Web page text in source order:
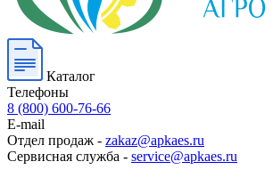
Каталог
Телефоны
8 (800) 600-76-66
E-mail
Отдел продаж - zakaz@apkaes.ru
Сервисная служба - service@apkaes.ru